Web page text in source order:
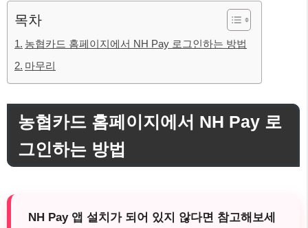
목차
농협카드 홈페이지에서 NH Pay 로그인하는 방법
마무리
농협카드 홈페이지에서 NH Pay 로
그인하는 방법
NH Pay 앱 설치가 되어 있지 않다면 참고해보세